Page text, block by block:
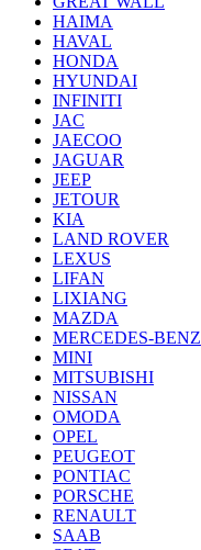
HAIMA
HAVAL
HONDA
HYUNDAI
INFINITI
JAC
JAECOO
JAGUAR
JEEP
JETOUR
KIA
LAND ROVER
LEXUS
LIFAN
LIXIANG
MAZDA
MERCEDES-BENZ
MINI
MITSUBISHI
NISSAN
OMODA
OPEL
PEUGEOT
PONTIAC
PORSCHE
RENAULT
SAAB